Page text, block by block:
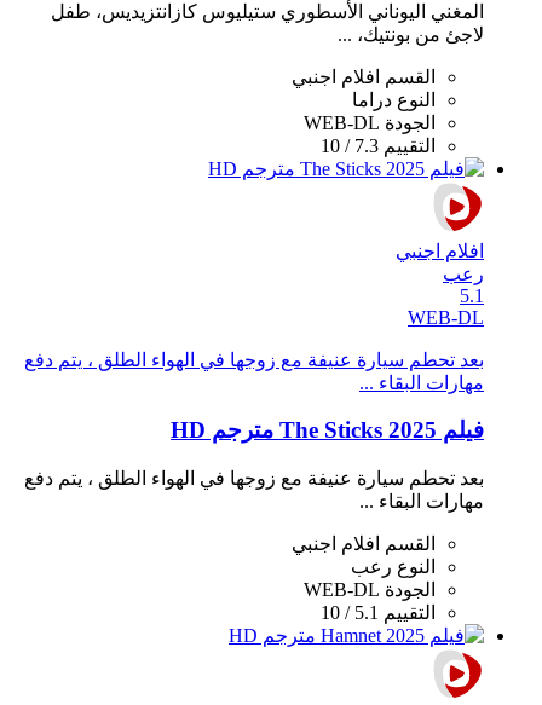
المغني اليوناني الأسطوري ستيليوس كازانتزيديس، طفل
لاجئ من بونتيك، ...
القسم افلام اجنبي
النوع دراما
الجودة WEB-DL
التقييم 7.3 / 10
افلام اجنبي
رعب
5.1
WEB-DL
بعد تحطم سيارة عنيفة مع زوجها في الهواء الطلق ، يتم دفع
مهارات البقاء ...
فيلم The Sticks 2025 مترجم HD
بعد تحطم سيارة عنيفة مع زوجها في الهواء الطلق ، يتم دفع
مهارات البقاء ...
القسم
افلام اجنبي
النوع رعب
الجودة WEB-DL
التقييم 5.1 / 10